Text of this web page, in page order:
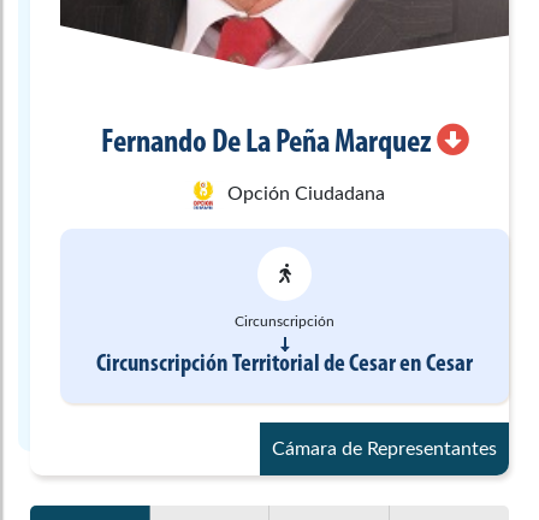
Fernando De La Peña Marquez
Opción Ciudadana
Circunscripción
Circunscripción Territorial de CesarenCesar
Cámara de Representantes